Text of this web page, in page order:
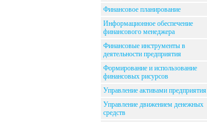
Финансовое планирование
Информационное обеспечение
финансового менеджера
Финансовые инструменты в
деятельности предприятия
Формирование и использование
финансовых рисурсов
Управление активами предприятия
Управление движением денежных
средств